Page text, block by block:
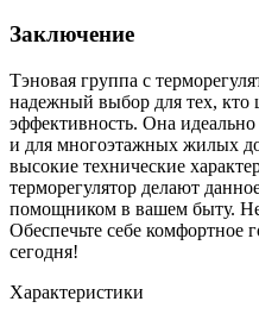
Заключение
Тэновая группа с
надежный выбор для тех, кто
эффективность. Она
и для многоэтажных жилых
высокие технические
терморегулятор делают
помощником в вашем быту.
Обеспечьте себе комфортное
сегодня!
Характеристики